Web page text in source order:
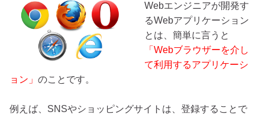
Webエンジニアが開発す
るWebアプリケーション
とは、簡単に言うと
「Webブラウザーを介し
て利用するアプリケーシ
ョン」 のことです。
例えば、SNSやショッピングサイトは、登録することで